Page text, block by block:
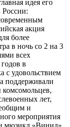
идея его
России:
акция
более
в ночь со 2 на 3
всех
в
с удовольствием
поддерживали
лет,
и
мероприятия
мюзикл «Винил»